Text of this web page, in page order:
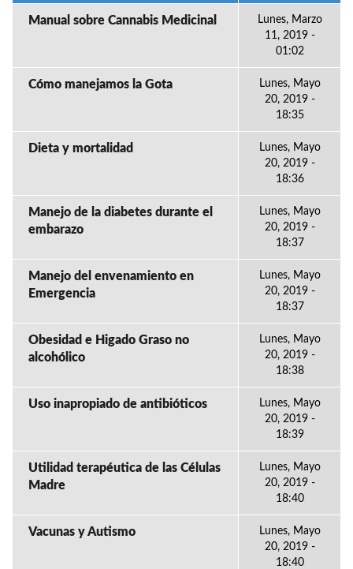
Manual sobre Cannabis Medicinal
Lunes, Marzo
11, 2019 -
01:02
Cómo manejamos la Gota
Lunes, Mayo
20, 2019 -
18:35
Dieta y mortalidad
Lunes, Mayo
20, 2019 -
18:36
Manejo de la diabetes durante el
embarazo
Lunes, Mayo
20, 2019 -
18:37
Manejo del envenamiento en
Emergencia
Lunes, Mayo
20, 2019 -
18:37
Obesidad e Higado Graso no
alcohólico
Lunes, Mayo
20, 2019 -
18:38
Uso inapropiado de antibióticos
Lunes, Mayo
20, 2019 -
18:39
Utilidad terapéutica de las Células
Madre
Lunes, Mayo
20, 2019 -
18:40
Vacunas y Autismo
Lunes, Mayo
20, 2019 -
18:40